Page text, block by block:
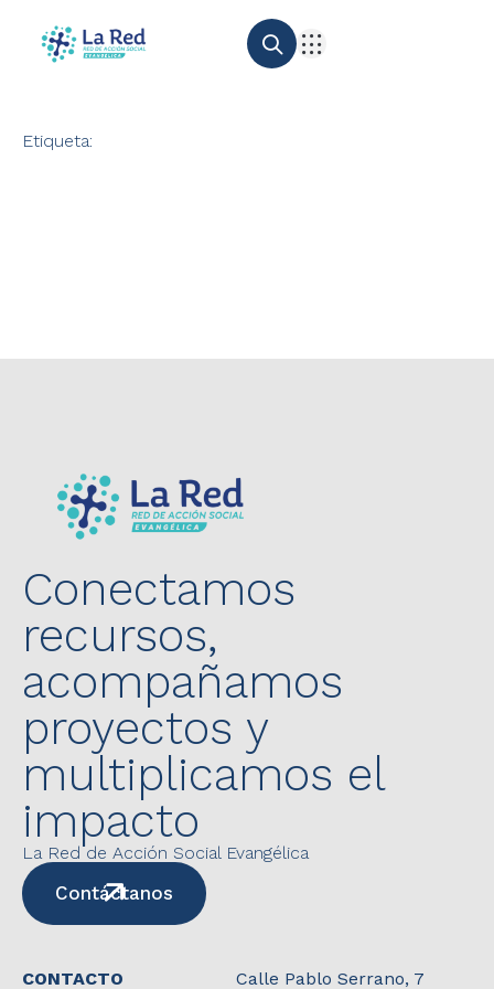
Etiqueta:
Conectamos
recursos,
acompañamos
proyectos y
multiplicamos el
impacto
La Red de Acción Social Evangélica
Contáctanos
CONTACTO
Calle Pablo Serrano, 7